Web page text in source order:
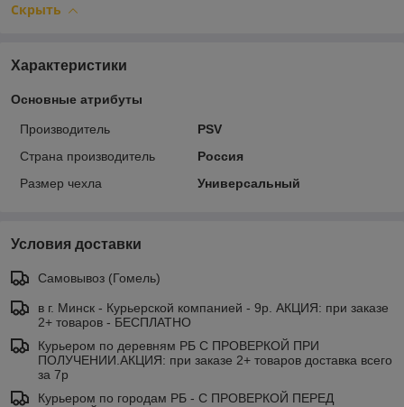
Скрыть
Характеристики
Основные атрибуты
Производитель
PSV
Страна производитель
Россия
Размер чехла
Универсальный
Условия доставки
Самовывоз (Гомель)
в г. Минск - Курьерской компанией - 9р. АКЦИЯ: при заказе
2+ товаров - БЕСПЛАТНО
Курьером по деревням РБ С ПРОВЕРКОЙ ПРИ
ПОЛУЧЕНИИ.АКЦИЯ: при заказе 2+ товаров доставка всего
за 7р
Курьером по городам РБ - С ПРОВЕРКОЙ ПЕРЕД